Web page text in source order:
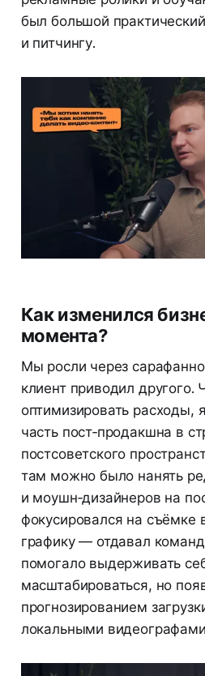
был большой
и питчингу.
Как изменился
момента?
Мы росли через
клиент приводил другого.
оптимизировать расходы,
часть пост‑продакшна в
постсоветского
там можно было нанять
и моушн‑дизайнеров на
фокусировался на
графику — отдавал
помогало выдерживать
масштабироваться, но
прогнозированием
локальными